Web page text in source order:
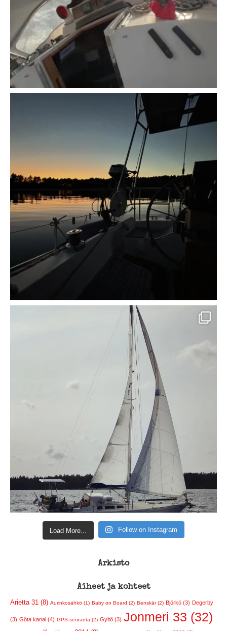
Load More... Follow on Instagram
Arkisto
Aiheet ja kohteet
Arietta 31 (8) Aurinkosähkö (1) Baby on Board (2) Benskär (2) Björkö (3) Degerby
(3) Göta kanal (4) GPS-seuranta (2) Gyltö (3) Jonmeri 33 (32)